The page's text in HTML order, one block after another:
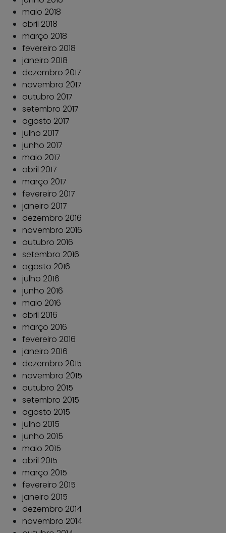
maio 2018
abril 2018
março 2018
fevereiro 2018
janeiro 2018
dezembro 2017
novembro 2017
outubro 2017
setembro 2017
agosto 2017
julho 2017
junho 2017
maio 2017
abril 2017
março 2017
fevereiro 2017
janeiro 2017
dezembro 2016
novembro 2016
outubro 2016
setembro 2016
agosto 2016
julho 2016
junho 2016
maio 2016
abril 2016
março 2016
fevereiro 2016
janeiro 2016
dezembro 2015
novembro 2015
outubro 2015
setembro 2015
agosto 2015
julho 2015
junho 2015
maio 2015
abril 2015
março 2015
fevereiro 2015
janeiro 2015
dezembro 2014
novembro 2014